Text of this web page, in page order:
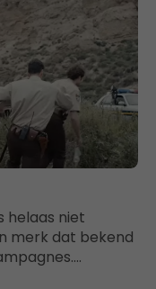
helaas niet
merk dat bekend